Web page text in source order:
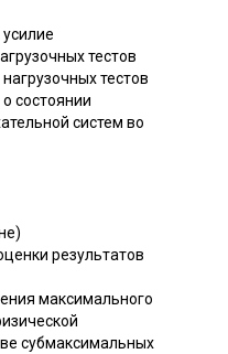
тестов
тестов
состоянии
систем во
результатов
максимального
субмаксимальных